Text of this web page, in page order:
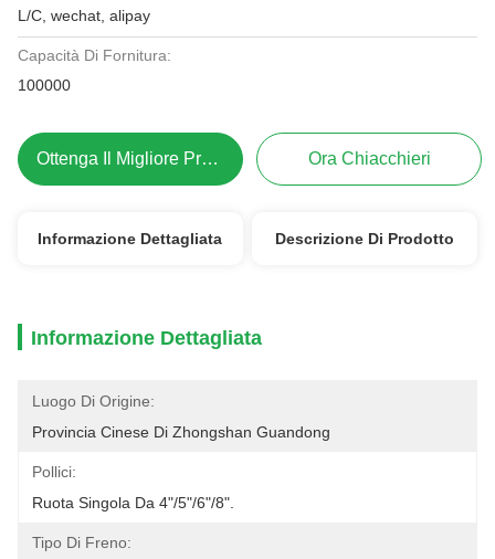
L/C, wechat, alipay
Capacità Di Fornitura:
100000
Ottenga Il Migliore Prezzo Ora Chiacchieri
Informazione Dettagliata Descrizione Di Prodotto
Informazione Dettagliata
Luogo Di Origine:
Provincia Cinese Di Zhongshan Guandong
Pollici:
Ruota Singola Da 4"/5"/6"/8".
Tipo Di Freno: